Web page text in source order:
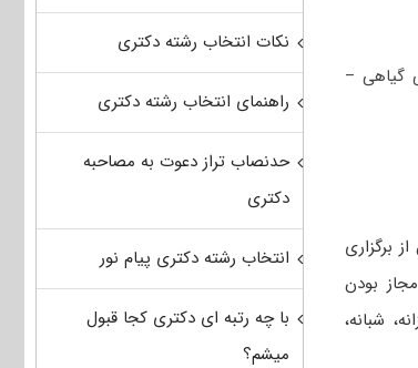
گیاهی –
برگزاری
بودن
شبانه،
نکات انتخاب رشته دکتری
راهنمای انتخاب رشته دکتری
حدنصاب تراز دعوت به مصاحبه
دکتری
انتخاب رشته دکتری پیام نور
با چه رتبه ای دکتری کجا قبول
میشم؟